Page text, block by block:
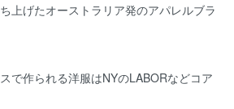
上げたオーストラリア発のアパレルブラ
で作られる洋服はNYのLABORなどコア